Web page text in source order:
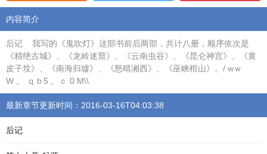
内容简介
后记 我写的《鬼吹灯》这部书前后两部，共计八册，顺序依次是
《精绝古城》、《龙岭迷窟》、《云南虫谷》、《昆仑神宫》、《黄
皮子坟》、《南海归墟》、《怒晴湘西》、《巫峡棺山》。/ wｗ
W 。 ｑｂ5 。ｃ 0 М\\
最新章节更新时间：2016-03-16T04:03:38
后记